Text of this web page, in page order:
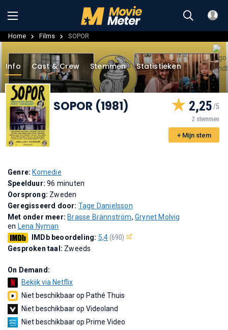
Home Films SOPOR
Info Cast & Crew Stemmen Statistieken
SOPOR (1981) 2,25
2 stemmen
+ Mijn stem
Genre: Komedie
Speelduur:96 minuten
Oorsprong: Zweden
Geregisseerd door: Tage Danielsson
Met onder meer: Brasse Brännström,Grynet Molvig
en Lena Nyman
IMDb beoordeling: 5,4(690)
Gesproken taal: Zweeds
On Demand:
Bekijk via Netflix
Niet beschikbaar op Pathé Thuis
Niet beschikbaar op Videoland
Niet beschikbaar op Prime Video